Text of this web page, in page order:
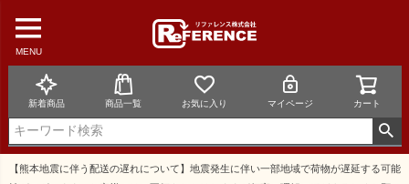
MENU
新着商品 商品一覧 お気に入り マイページ カート
【熊本地震に伴う配送の遅れについて】地震発生に伴い一部地域で荷物が遅延する可能